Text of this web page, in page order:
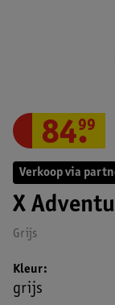
Verkoop via
X
Grijs
84.
99
Kleur
grijs